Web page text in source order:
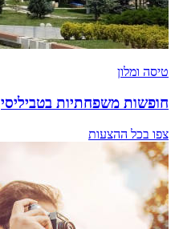
טיסה ומלון
חופשות משפחתיות בטביליסי
צפו בכל ההצעות